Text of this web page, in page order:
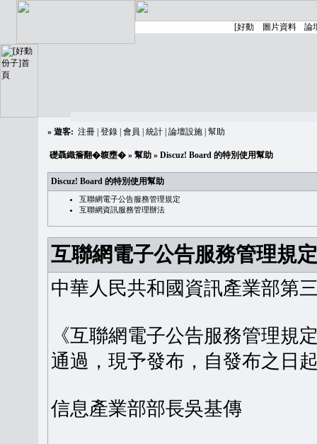
» 遊客: 注冊 登錄 會員 統計 論壇設施 幫助
礎聶織簷翻�䪖壅� » 幫助 » Discuz! Board 的特別使用幫助
Discuz! Board 的特別使用幫助
互聯網電子公告服務管理規定
互聯網資訊服務管理辦法
互聯網電子公告服務管理規定
中華人民共和國資訊產業部第
《互聯網電子公告服務管理規
通過，現予發布，自發布之日
信息產業部部長吳基傳